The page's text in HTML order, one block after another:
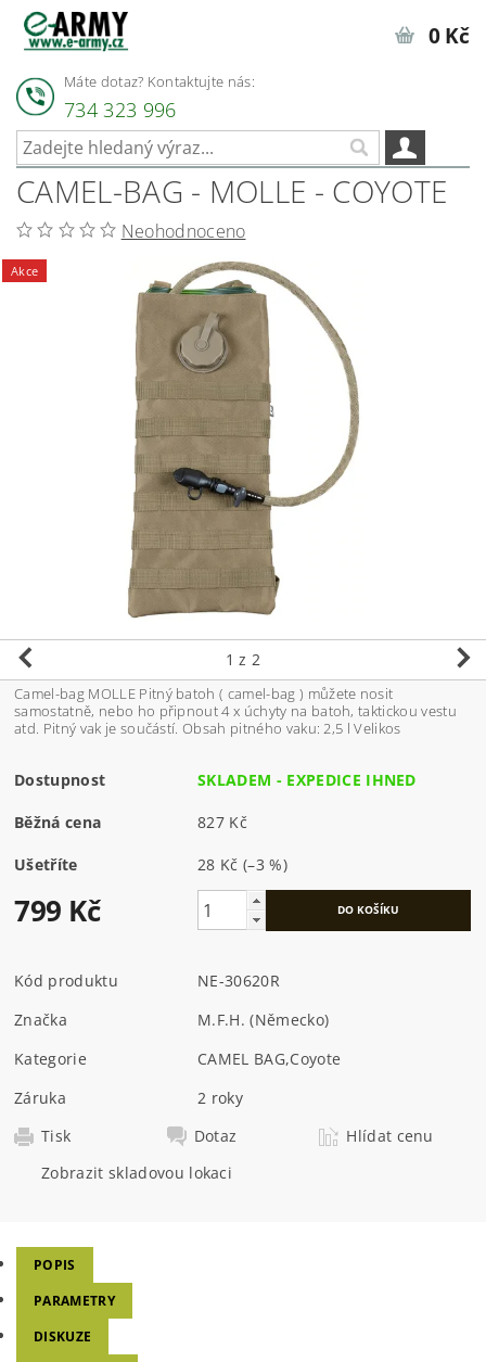
Máte dotaz? Kontaktujte nás:
734 323 996
0 Kč
CAMEL-BAG - MOLLE - COYOTE
Neohodnoceno
Akce
1 z 2
Camel-bag MOLLE Pitný batoh ( camel-bag ) můžete nosit
samostatně, nebo ho připnout 4 x úchyty na batoh, taktickou vestu
atd. Pitný vak je součástí. Obsah pitného vaku: 2,5 l Velikos
Dostupnost SKLADEM - EXPEDICE IHNED
Běžná cena 827 Kč
Ušetříte 28 Kč(–3 %)
799 Kč
Kód produktu
NE-30620R
Značka
M.F.H. (Německo)
Kategorie
CAMEL BAG,Coyote
Záruka
2 roky
Tisk
Dotaz
Hlídat cenu
Zobrazit skladovou lokaci
POPIS
PARAMETRY
DISKUZE